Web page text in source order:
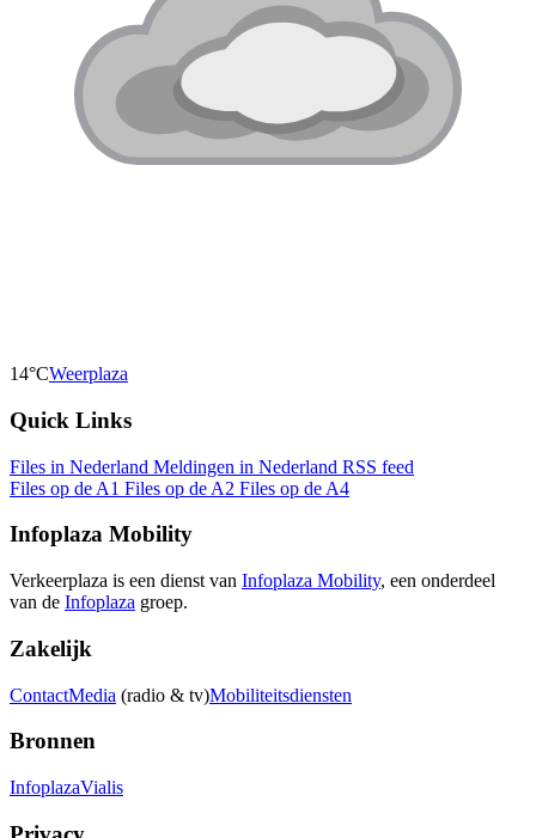
14°CWeerplaza
Quick Links
Files in Nederland Meldingen in Nederland RSS feed
Files op de A1 Files op de A2 Files op de A4
Infoplaza Mobility
Verkeerplaza is een dienst van Infoplaza Mobility, een onderdeel
van de Infoplaza groep.
Zakelijk
ContactMedia (radio & tv)Mobiliteitsdiensten
Bronnen
InfoplazaVialis